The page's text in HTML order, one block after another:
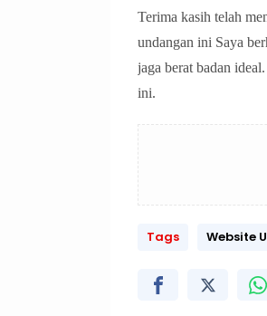
Terima kasih telah
undangan ini Saya
jaga berat badan
ini.
Tags Website